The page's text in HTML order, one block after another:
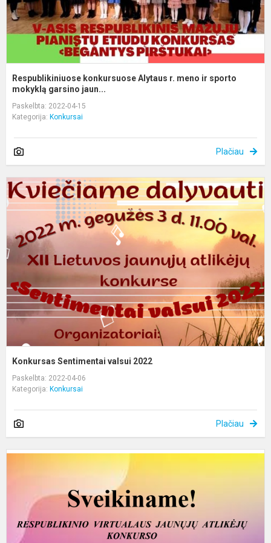
Respublikiniuose konkursuose Alytaus r. meno ir sporto
mokyklą garsino jaun...
Paskelbta: 2022-04-15
Kategorija: Konkursai
Plačiau
Konkursas Sentimentai valsui 2022
Paskelbta: 2022-04-06
Kategorija: Konkursai
Plačiau